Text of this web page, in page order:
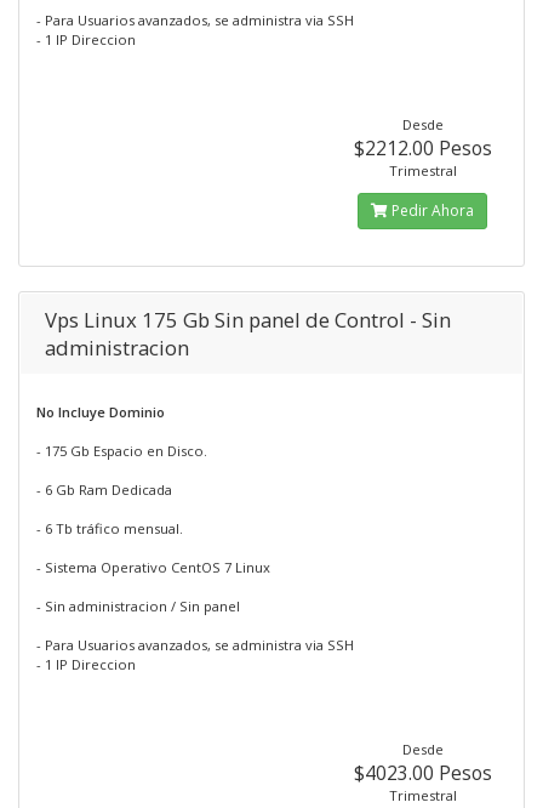
- Para Usuarios avanzados, se administra via SSH
- 1 IP Direccion
Desde
$2212.00 Pesos
Trimestral
Pedir Ahora
Vps Linux 175 Gb Sin panel de Control - Sin
administracion
No Incluye Dominio
- 175 Gb Espacio en Disco.
- 6 Gb Ram Dedicada
- 6 Tb tráfico mensual.
- Sistema Operativo CentOS 7 Linux
- Sin administracion / Sin panel
- Para Usuarios avanzados, se administra via SSH
- 1 IP Direccion
Desde
$4023.00 Pesos
Trimestral